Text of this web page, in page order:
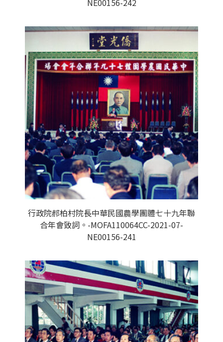
NE00156-242
行政院郝柏村院長中華民國農學團體七十九年聯
合年會致詞。-MOFA110064CC-2021-07-
NE00156-241